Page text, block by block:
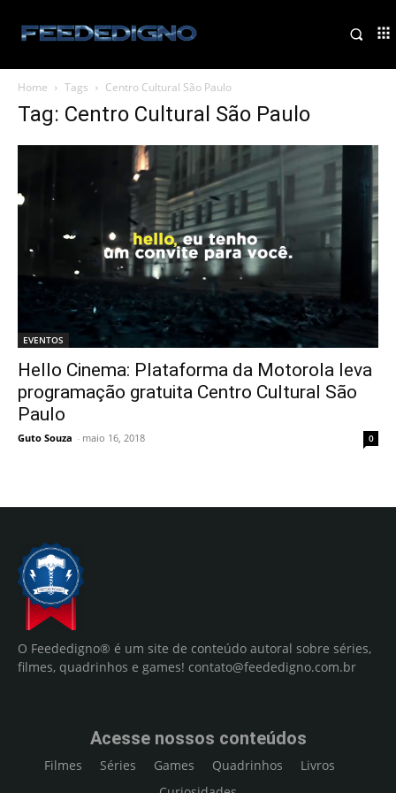
Home Tags Centro Cultural São Paulo
Tag: Centro Cultural São Paulo
EVENTOS
Hello Cinema: Plataforma da Motorola leva
programação gratuita Centro Cultural São
Paulo
Guto Souza - maio 16, 2018 0
O Feededigno® é um site de conteúdo autoral sobre séries,
filmes, quadrinhos e games! contato@feededigno.com.br
Acesse nossos conteúdos
Filmes Séries Games Quadrinhos
Livros